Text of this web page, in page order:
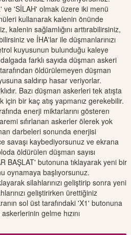
ve 'SİLAH' olmak üzere iki menü
kullanarak kalenin önünde
kalenin sağlamlığını arttırabilirsiniz,
ve İHA'lar ile düşmanlarınızı
kuyusunun bulunduğu kaleye
farklı sayıda düşman askeri
öldürülemeyen düşman
saldırıp hasar veriyorlar.
Bazı düşman askerleri tek atışta
için bir kaç atış yapmanız gerekebilir.
enerji miktarlarını gösteren
sıfırlanan askerler ölerek yok
darbeleri sonunda enerjisi
savaşı kaybediyorsunuz ve ekrana
öldürülen düşman sayısı
BAŞLAT' butonuna tıklayarak yeni bir
oynamaya başlıyorsunuz.
silahlarınızı geliştirip sonra yeni
geliştirirken ürettiğiniz
sol üst tarafındaki 'X1' butonuna
gelme hızını